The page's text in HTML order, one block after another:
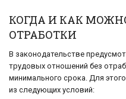
КОГДА И КАК
ОТРАБОТКИ
В законодательстве
трудовых отношений без
минимального срока. Для
из следующих условий: